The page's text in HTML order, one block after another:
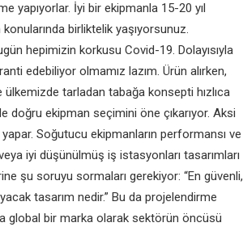
yapıyorlar. İyi bir ekipmanla 15-20 yıl
birliktelik yaşıyorsunuz.
hepimizin korkusu Covid-19. Dolayısıyla
edebiliyor olmamız lazım. Ürün alırken,
ülkemizde tarladan tabağa konsepti hızlıca
doğru ekipman seçimini öne çıkarıyor. Aksi
Soğutucu ekipmanların performansı ve
iyi düşünülmüş iş istasyonları tasarımları
şu soruyu sormaları gerekiyor: “En güvenli,
tasarım nedir.” Bu da projelendirme
global bir marka olarak sektörün öncüsü